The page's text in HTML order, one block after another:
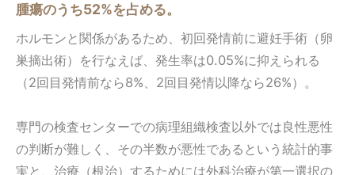
腫瘍のうち52%を占める。
ホルモンと関係があるため、初回発情前に避妊手術（卵
巣摘出術）を行なえば、発生率は0.05%に抑えられる
（2回目発情前なら8%、2回目発情以降なら26%）。
専門の検査センターでの病理組織検査以外では良性悪性
の判断が難しく、その半数が悪性であるという統計的事
実と、治療（根治）するためには外科治療が第一選択の